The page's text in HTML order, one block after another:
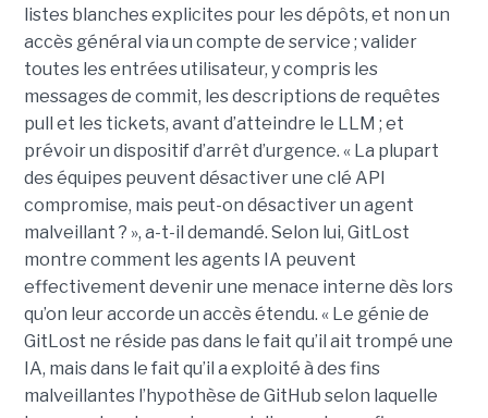
listes blanches explicites pour les dépôts, et non un
accès général via un compte de service ; valider
toutes les entrées utilisateur, y compris les
messages de commit, les descriptions de requêtes
pull et les tickets, avant d’atteindre le LLM ; et
prévoir un dispositif d’arrêt d’urgence. « La plupart
des équipes peuvent désactiver une clé API
compromise, mais peut-on désactiver un agent
malveillant ? », a-t-il demandé. Selon lui, GitLost
montre comment les agents IA peuvent
effectivement devenir une menace interne dès lors
qu’on leur accorde un accès étendu. « Le génie de
GitLost ne réside pas dans le fait qu’il ait trompé une
IA, mais dans le fait qu’il a exploité à des fins
malveillantes l’hypothèse de GitHub selon laquelle